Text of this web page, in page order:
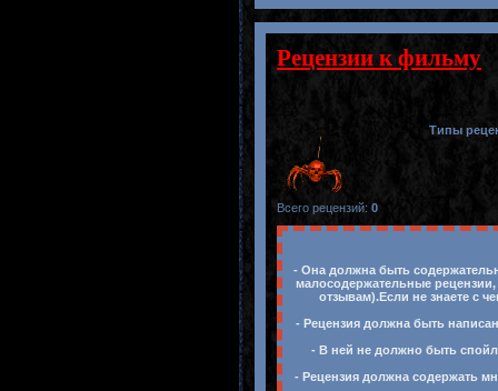
Рецензии к фильму
Типы
Всего рецензий: 0
- Она должна быть
малосодержательные
отзывам).Если не знаете с
- Рецензия должна быть
- В ней не должно быть
- Рецензия должна содержать